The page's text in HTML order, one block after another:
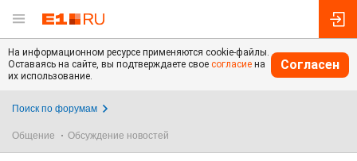
На информационном ресурсе применяются cookie-файлы.
Оставаясь на сайте, вы подтверждаете свое согласие на
их использование.
Согласен
Поиск по форумам
Общение Обсуждение новостей